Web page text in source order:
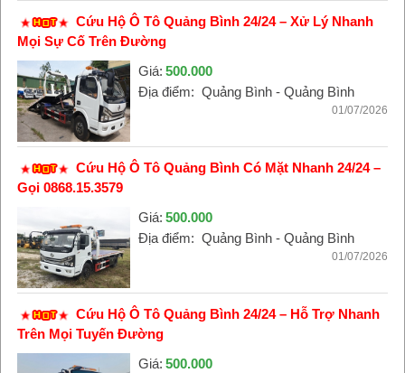
Cứu Hộ Ô Tô Quảng Bình 24/24 – Xử Lý Nhanh
Mọi Sự Cố Trên Đường
Giá: 500.000
Địa điểm: Quảng Bình - Quảng Bình
01/07/2026
Cứu Hộ Ô Tô Quảng Bình Có Mặt Nhanh 24/24 –
Gọi 0868.15.3579
Giá: 500.000
Địa điểm: Quảng Bình - Quảng Bình
01/07/2026
Cứu Hộ Ô Tô Quảng Bình 24/24 – Hỗ Trợ Nhanh
Trên Mọi Tuyến Đường
Giá: 500.000